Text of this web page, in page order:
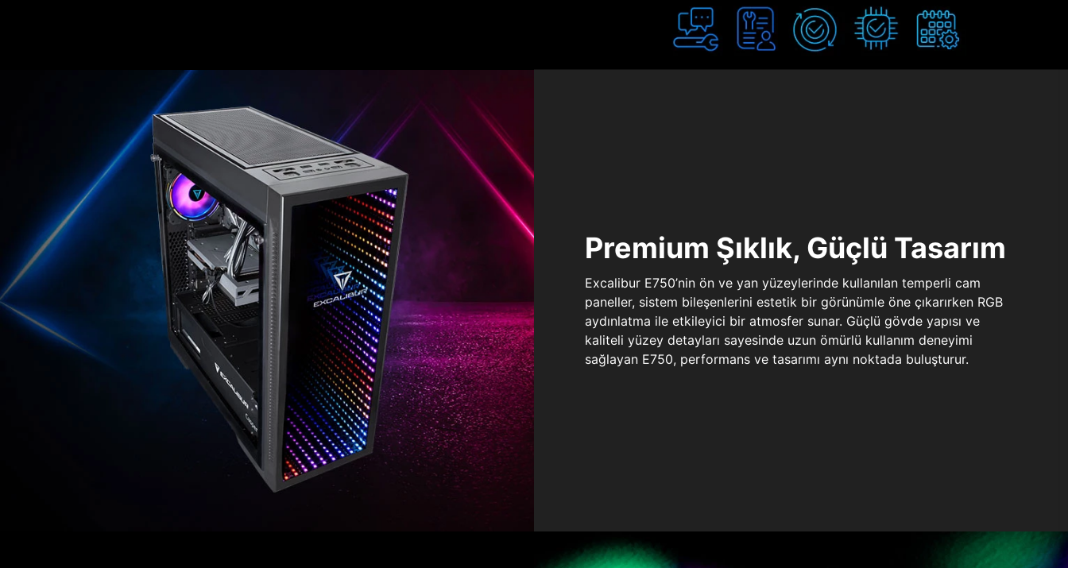
Premium Şıklık, Güçlü Tasarım
Excalibur E750’nin ön ve yan yüzeylerinde kullanılan temperli cam
paneller, sistem bileşenlerini estetik bir görünümle öne çıkarırken RGB
aydınlatma ile etkileyici bir atmosfer sunar. Güçlü gövde yapısı ve
kaliteli yüzey detayları sayesinde uzun ömürlü kullanım deneyimi
sağlayan E750, performans ve tasarımı aynı noktada buluşturur.